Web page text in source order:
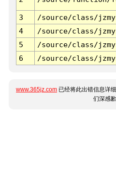
3 /source/class/
4
/source/class/
5
/source/class/
6
/source/class/
www.365jz.com 已经将此出错信息详
们深感